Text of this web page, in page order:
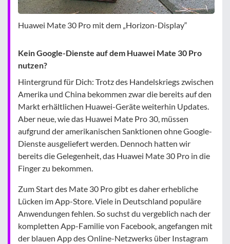
Huawei Mate 30 Pro mit dem „Horizon-Display“
Kein Google-Dienste auf dem Huawei Mate 30 Pro
nutzen?
Hintergrund für Dich: Trotz des Handelskriegs zwischen
Amerika und China bekommen zwar die bereits auf den
Markt erhältlichen Huawei-Geräte weiterhin Updates.
Aber neue, wie das Huawei Mate Pro 30, müssen
aufgrund der amerikanischen Sanktionen ohne Google-
Dienste ausgeliefert werden. Dennoch hatten wir
bereits die Gelegenheit, das Huawei Mate 30 Pro in die
Finger zu bekommen.
Zum Start des Mate 30 Pro gibt es daher erhebliche
Lücken im App-Store. Viele in Deutschland populäre
Anwendungen fehlen. So suchst du vergeblich nach der
kompletten App-Familie von Facebook, angefangen mit
der blauen App des Online-Netzwerks über Instagram